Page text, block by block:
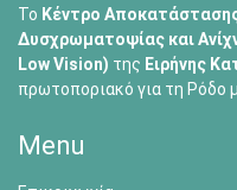
Το Κέντρο
Δυσχρωματοψίας και
Low Vision) της Ειρήνης
πρωτοποριακό για τη Ρόδο
Menu